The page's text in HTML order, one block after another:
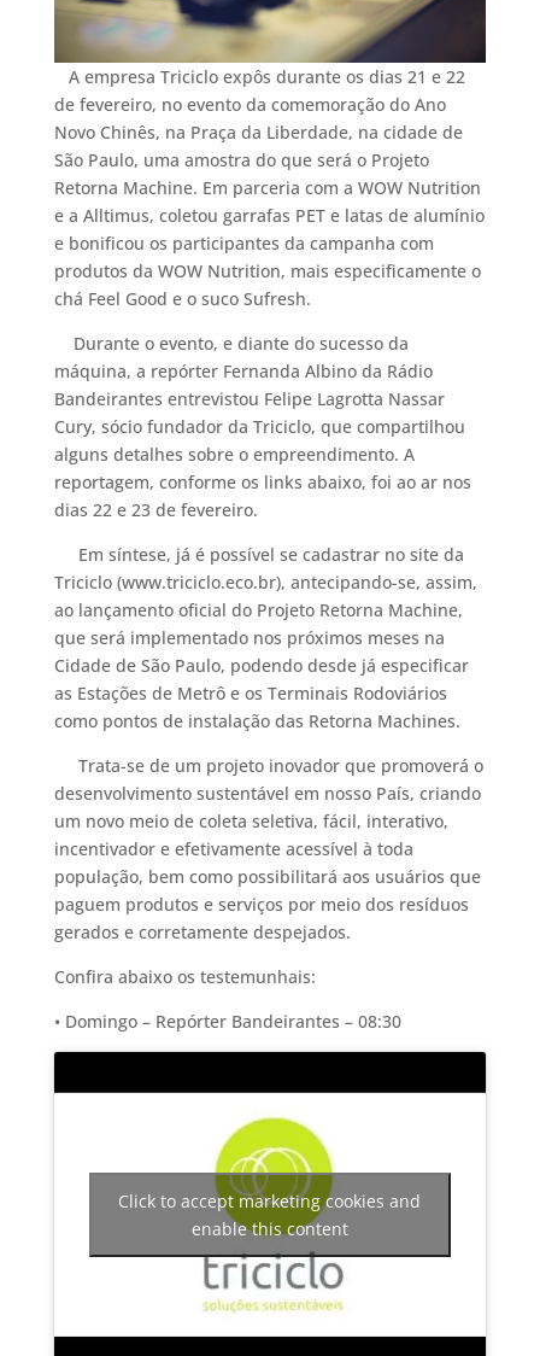
A empresa Triciclo expôs durante os dias 21 e 22
de fevereiro, no evento da comemoração do Ano
Novo Chinês, na Praça da Liberdade, na cidade de
São Paulo, uma amostra do que será o Projeto
Retorna Machine. Em parceria com a WOW Nutrition
e a Alltimus, coletou garrafas PET e latas de alumínio
e bonificou os participantes da campanha com
produtos da WOW Nutrition, mais especificamente o
chá Feel Good e o suco Sufresh.
Durante o evento, e diante do sucesso da
máquina, a repórter Fernanda Albino da Rádio
Bandeirantes entrevistou Felipe Lagrotta Nassar
Cury, sócio fundador da Triciclo, que compartilhou
alguns detalhes sobre o empreendimento. A
reportagem, conforme os links abaixo, foi ao ar nos
dias 22 e 23 de fevereiro.
Em síntese, já é possível se cadastrar no site da
Triciclo (www.triciclo.eco.br), antecipando-se, assim,
ao lançamento oficial do Projeto Retorna Machine,
que será implementado nos próximos meses na
Cidade de São Paulo, podendo desde já especificar
as Estações de Metrô e os Terminais Rodoviários
como pontos de instalação das Retorna Machines.
Trata-se de um projeto inovador que promoverá o
desenvolvimento sustentável em nosso País, criando
um novo meio de coleta seletiva, fácil, interativo,
incentivador e efetivamente acessível à toda
população, bem como possibilitará aos usuários que
paguem produtos e serviços por meio dos resíduos
gerados e corretamente despejados.
Confira abaixo os testemunhais:
• Domingo – Repórter Bandeirantes – 08:30
Click to accept marketing cookies and
enable this content